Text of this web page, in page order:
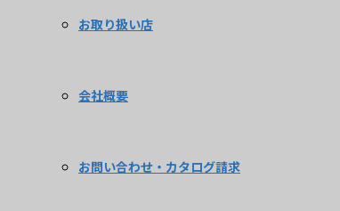
お取り扱い店
会社概要
お問い合わせ・カタログ請求